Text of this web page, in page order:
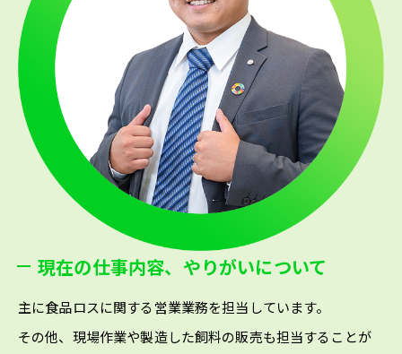
現在の仕事内容、やりがいについて
主に食品ロスに関する営業業務を担当しています。
その他、現場作業や製造した飼料の販売も担当することが